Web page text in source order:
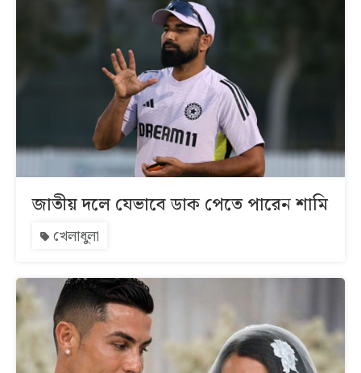
জাতীয় দলে যেভাবে ডাক পেতে পারেন শামি
খেলাধুলা